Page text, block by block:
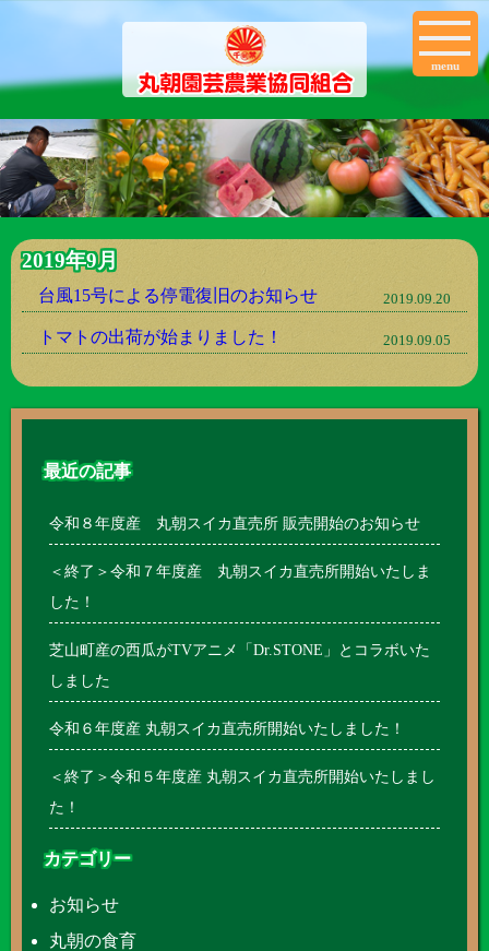
menu
2019年9月
台風15号による停電復旧のお知らせ 2019.09.20
トマトの出荷が始まりました！ 2019.09.05
最近の記事
令和８年度産 丸朝スイカ直売所 販売開始のお知らせ
＜終了＞令和７年度産 丸朝スイカ直売所開始いたしま
した！
芝山町産の西瓜がTVアニメ「Dr.STONE」とコラボいた
しました
令和６年度産 丸朝スイカ直売所開始いたしました！
＜終了＞令和５年度産 丸朝スイカ直売所開始いたしまし
た！
カテゴリー
お知らせ
丸朝の食育